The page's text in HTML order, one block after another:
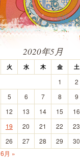
2020年5月
火 水 木 金 土
1 2
5 6 7 8 9
12 13 14 15 16
19 20 21 22 23
26 27 28 29 30
6月 »